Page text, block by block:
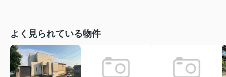
よく見られている物件